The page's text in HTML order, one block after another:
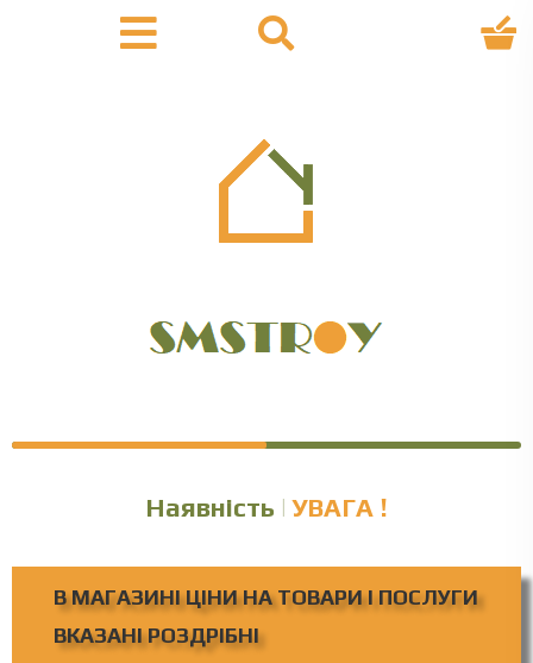
Наявність уточнюйте УВАГА !
В МАГАЗИНІ ЦІНИ НА ТОВАРИ І ПОСЛУГИ
ВКАЗАНІ РОЗДРІБНІ